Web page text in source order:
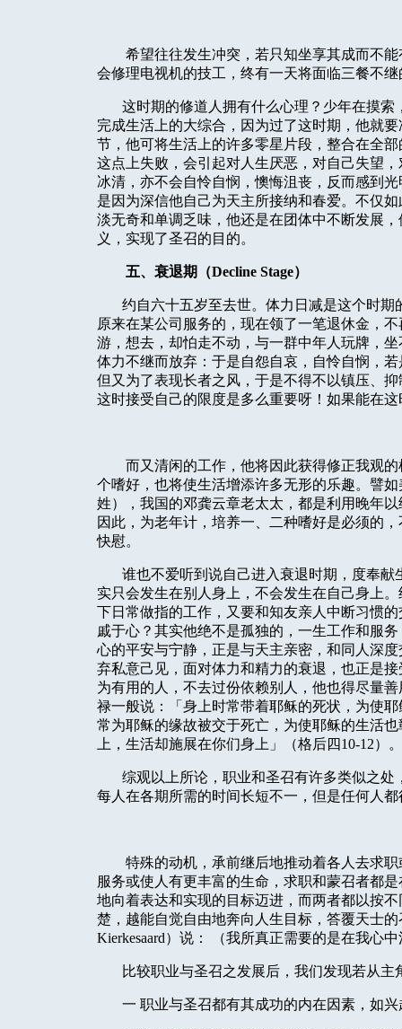
希望往往发生冲突，若只知坐享其成而不
会修理电视机的技工，终有一天将面临三餐不继
这时期的修道人拥有什么心理？少年在摸
完成生活上的大综合，因为过了这时期，他就
节，他可将生活上的许多零星片段，整合在全
这点上失败，会引起对人生厌恶，对自己失望
冰清，亦不会自怜自悯，懊悔沮丧，反而感到
是因为深信他自己为天主所接纳和春爱。不仅
淡无奇和单调乏味，他还是在团体中不断发展
义，实现了圣召的目的。
五、衰退期（Decline Stage）
约自六十五岁至去世。体力日减是这个时
原来在某公司服务的，现在领了一笔退休金，
游，想去，却怕走不动，与一群中年人玩牌，
体力不继而放弃：于是自怨自哀，自怜自悯，
但又为了表现长者之风，于是不得不以镇压、
这时接受自己的限度是多么重要呀！如果能在
而又清闲的工作，他将因此获得修正我观
个嗜好，也将使生活增添许多无形的乐趣。譬
姓），我国的邓龚云章老太太，都是利用晚年
因此，为老年计，培养一、二种嗜好是必须的
快慰。
谁也不爱听到说自己进入衰退时期，度奉
实只会发生在别人身上，不会发生在自己身上
下日常做指的工作，又要和知友亲人中断习惯
戚于心？其实他绝不是孤独的，一生工作和服
心的平安与宁静，正是与天主亲密，和同人深
弃私意己见，面对体力和精力的衰退，也正是
为有用的人，不去过份依赖别人，他也得尽量
禄一般说：「身上时常带着耶稣的死状，为使
常为耶稣的缘故被交于死亡，为使耶稣的生活
上，生活却施展在你们身上」（格后四10-12）
综观以上所论，职业和圣召有许多类似之
每人在各期所需的时间长短不一，但是任何人
特殊的动机，承前继后地推动着各人去求
服务或使人有更丰富的生命，求职和蒙召者都
地向着表达和实现的目标迈进，而两者都以按
楚，越能自觉自由地奔向人生目标，答覆天士
Kierkesaard）说： （我所真正需要的是在我心
比较职业与圣召之发展后，我们发现若从主
一 职业与圣召都有其成功的内在因素，如